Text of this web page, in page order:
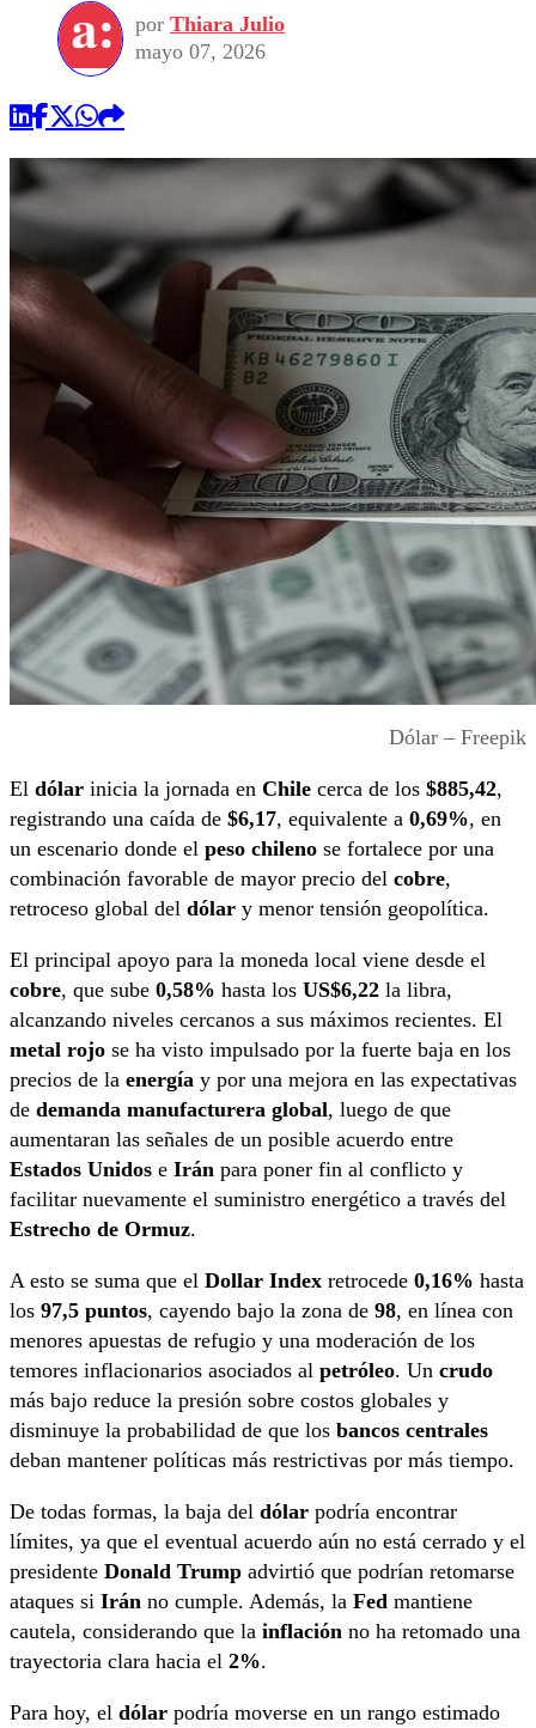
por Thiara Julio
mayo 07, 2026
Dólar – Freepik
El dólar inicia la jornada en Chile cerca de los $885,42,
registrando una caída de $6,17, equivalente a 0,69%, en
un escenario donde el peso chileno se fortalece por una
combinación favorable de mayor precio del cobre,
retroceso global del dólar y menor tensión geopolítica.
El principal apoyo para la moneda local viene desde el
cobre, que sube 0,58% hasta los US$6,22 la libra,
alcanzando niveles cercanos a sus máximos recientes. El
metal rojo se ha visto impulsado por la fuerte baja en los
precios de la energía y por una mejora en las expectativas
de demanda manufacturera global, luego de que
aumentaran las señales de un posible acuerdo entre
Estados Unidos e Irán para poner fin al conflicto y
facilitar nuevamente el suministro energético a través del
Estrecho de Ormuz.
A esto se suma que el Dollar Index retrocede 0,16% hasta
los 97,5 puntos, cayendo bajo la zona de 98, en línea con
menores apuestas de refugio y una moderación de los
temores inflacionarios asociados al petróleo. Un crudo
más bajo reduce la presión sobre costos globales y
disminuye la probabilidad de que los bancos centrales
deban mantener políticas más restrictivas por más tiempo.
De todas formas, la baja del dólar podría encontrar
límites, ya que el eventual acuerdo aún no está cerrado y el
presidente Donald Trump advirtió que podrían retomarse
ataques si Irán no cumple. Además, la Fed mantiene
cautela, considerando que la inflación no ha retomado una
trayectoria clara hacia el 2%.
Para hoy, el dólar podría moverse en un rango estimado